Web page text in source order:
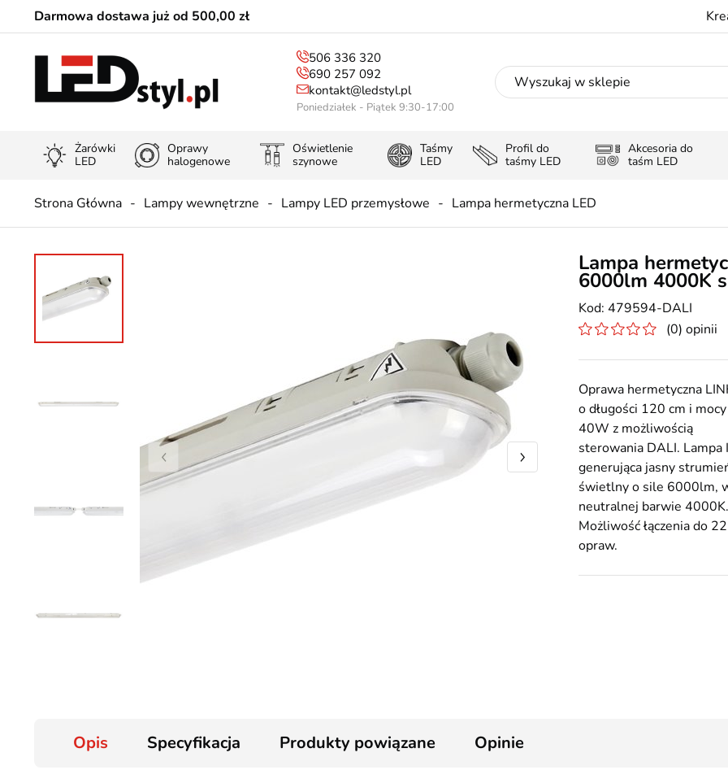
Darmowa dostawa już od 500,00 zł
506 336 320
690 257 092
kontakt@ledstyl.pl
Poniedziałek - Piątek 9:30-17:00
Żarówki
LED
Oprawy
halogenowe
Oświetlenie
szynowe
Taśmy
LED
Profil do
taśmy LED
Akcesoria do
taśm LED
Strona Główna Lampy wewnętrzne Lampy LED przemysłowe Lampa hermetyczna LED
Lampa
6000lm 4000K
479594-DALI
(0) opinii
Oprawa hermetyczna
o długości 120 cm i mocy
40W z możliwością
sterowania DALI. Lampa
generująca jasny
świetlny o sile 6000lm,
neutralnej barwie 4000K.
Możliwość łączenia do 22
opraw.
Opis Specyfikacja Produkty powiązane Opinie